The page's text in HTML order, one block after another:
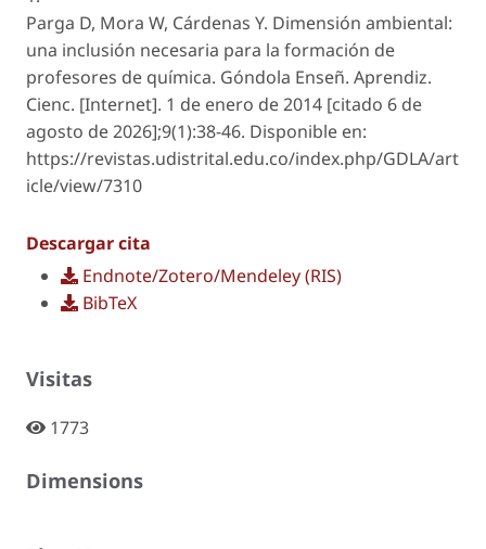
Parga D, Mora W, Cárdenas Y. Dimensión ambiental:
una inclusión necesaria para la formación de
profesores de química. Góndola Enseñ. Aprendiz.
Cienc. [Internet]. 1 de enero de 2014 [citado 6 de
agosto de 2026];9(1):38-46. Disponible en:
https://revistas.udistrital.edu.co/index.php/GDLA/art
icle/view/7310
Descargar cita
Endnote/Zotero/Mendeley (RIS)
BibTeX
Visitas
1773
Dimensions